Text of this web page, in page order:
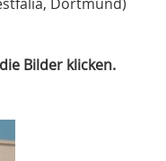
Bilder klicken.